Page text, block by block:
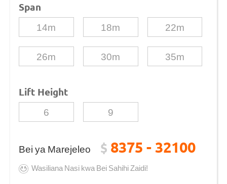
Span
14m 18m 22m
26m 30m 35m
Lift Height
6 9
Bei ya Marejeleo $ 8375 - 32100
Wasiliana Nasi kwa Bei Sahihi Zaidi!